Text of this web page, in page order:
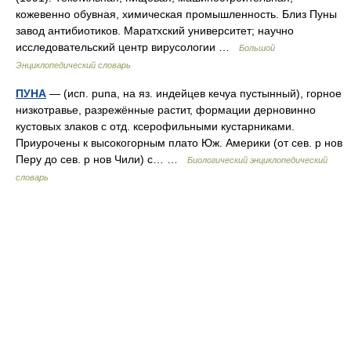
кожевенно обувная, химическая промышленность. Близ Пуны
завод антибиотиков. Маратхский университет; научно
исследовательский центр вирусологии …
Большой
Энциклопедический словарь
ПУНА — (исп. puna, на яз. индейцев кечуа пустынный), горное
низкотравье, разрежённые растит, формации дерновинно
кустовых злаков с отд. ксерофильными кустарниками.
Приурочены к высокогорным плато Юж. Америки (от сев. р нов
Перу до сев. р нов Чили) с… …
Биологический энциклопедический
словарь